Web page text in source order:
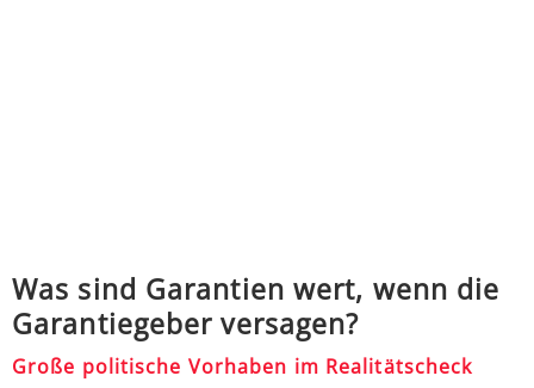
Was sind Garantien wert, wenn die
Garantiegeber versagen?
Große politische Vorhaben im Realitätscheck